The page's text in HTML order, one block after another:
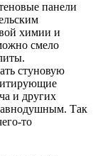
панели
химии и
смело
стуновую
и других
Так
то